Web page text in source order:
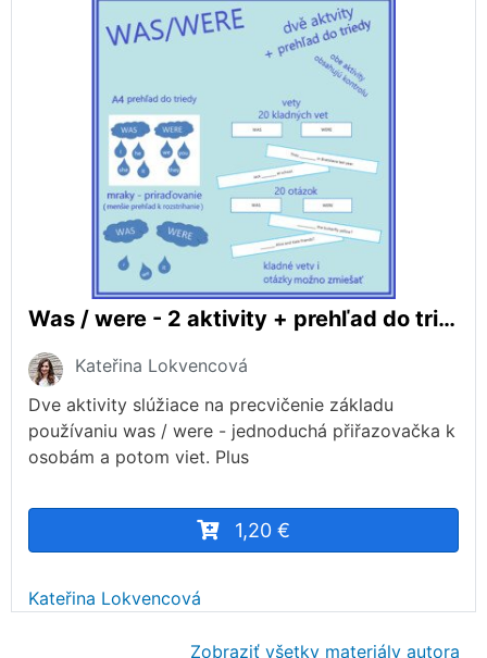
Was / were - 2 aktivity + prehľad do triedy
Kateřina Lokvencová
Dve aktivity slúžiace na precvičenie základu
používaniu was / were - jednoduchá přiřazovačka k
osobám a potom viet. Plus
1,20 €
Kateřina Lokvencová
Zobraziť všetky materiály autora